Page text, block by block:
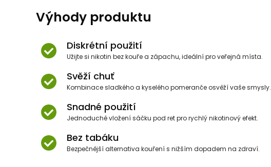
Výhody produktu
Diskrétní použití
Užijte si nikotin bez kouře a zápachu, ideální pro veřejná místa.
Svěží chuť
Kombinace sladkého a kyselého pomeranče osvěží vaše smysly.
Snadné použití
Jednoduché vložení sáčku pod ret pro rychlý nikotinový efekt.
Bez tabáku
Bezpečnější alternativa kouření s nižším dopadem na zdraví.